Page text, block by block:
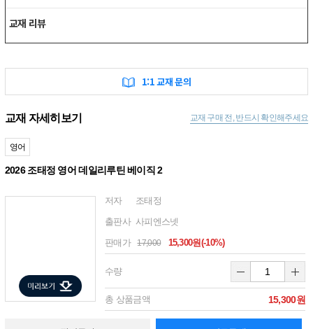
교재 리뷰
1:1 교재 문의
교재 자세히보기 교재 구매 전, 반드시 확인해주세요
영어
2026 조태정 영어 데일리루틴 베이직 2
저자 조태정
출판사 사피엔스넷
판매가 17,000 15,300원(-10%)
수량
총 상품금액 15,300원